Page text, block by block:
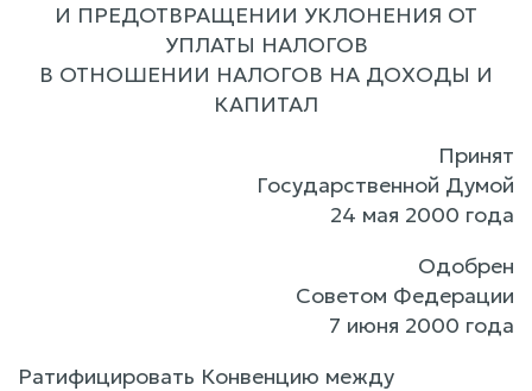
И ПРЕДОТВРАЩЕНИИ УКЛОНЕНИЯ ОТ
УПЛАТЫ НАЛОГОВ
В ОТНОШЕНИИ НАЛОГОВ НА ДОХОДЫ И
КАПИТАЛ
Принят
Государственной Думой
24 мая 2000 года
Одобрен
Советом Федерации
7 июня 2000 года
Ратифицировать Конвенцию между